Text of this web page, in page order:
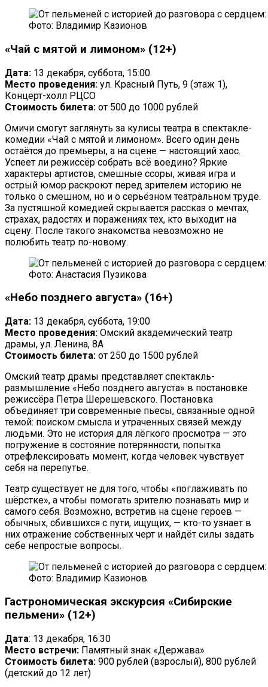
Фото: Владимир Казионов
«Чай с мятой и лимоном» (12+)
Дата: 13 декабря, суббота, 15:00
Место проведения: ул. Красный Путь, 9 (этаж 1),
Концерт-холл РЦСО
Стоимость билета: от 500 до 1000 рублей
Омичи смогут заглянуть за кулисы театра в спектакле-
комедии «Чай с мятой и лимоном». Всего один день
остаётся до премьеры, а на сцене — настоящий хаос.
Успеет ли режиссёр собрать всё воедино? Яркие
характеры артистов, смешные ссоры, живая игра и
острый юмор раскроют перед зрителем историю не
только о смешном, но и о серьёзном театральном труде.
За пустяшной комедией скрывается рассказ о мечтах,
страхах, радостях и поражениях тех, кто выходит на
сцену. После такого знакомства невозможно не
полюбить театр по-новому.
Фото: Анастасия Пузикова
«Небо позднего августа» (16+)
Дата: 13 декабря, суббота, 19:00
Место проведения: Омский академический театр
драмы, ул. Ленина, 8А
Стоимость билета: от 250 до 1500 рублей
Омский театр драмы представляет спектакль-
размышление «Небо позднего августа» в постановке
режиссёра Петра Шерешевского. Постановка
объединяет три современные пьесы, связанные одной
темой: поиском смысла и утраченных связей между
людьми. Это не история для лёгкого просмотра — это
погружение в состояние потерянности, попытка
отрефлексировать момент, когда человек чувствует
себя на перепутье.
Театр существует не для того, чтобы «поглаживать по
шёрстке», а чтобы помогать зрителю познавать мир и
самого себя. Возможно, встретив на сцене героев —
обычных, сбившихся с пути, ищущих, — кто-то узнает в
них отражение собственных черт и найдёт силы задать
себе непростые вопросы.
Фото: Владимир Казионов
Гастрономическая экскурсия «Сибирские
пельмени» (12+)
Дата: 13 декабря, 16:30
Место встречи: Памятный знак «Держава»
Стоимость билета: 900 рублей (взрослый), 800 рублей
(детский до 12 лет)